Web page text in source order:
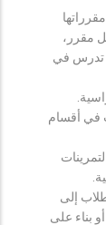
مقرر،
تدرس في
في أقسام
إلى
بناء على